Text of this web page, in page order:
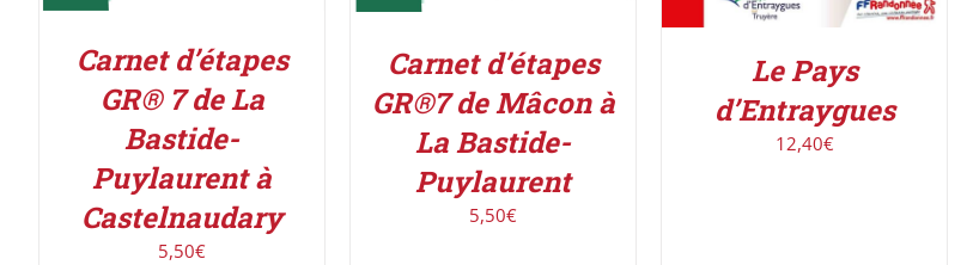
Carnet d’étapes
GR® 7 de La
Bastide-
Puylaurent à
Castelnaudary
5,50€
Carnet d’étapes
GR®7 de Mâcon à
La Bastide-
Puylaurent
5,50€
Le Pays
d’Entraygues
12,40€